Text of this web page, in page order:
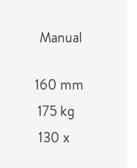
Manual
160 mm
kg
130 x